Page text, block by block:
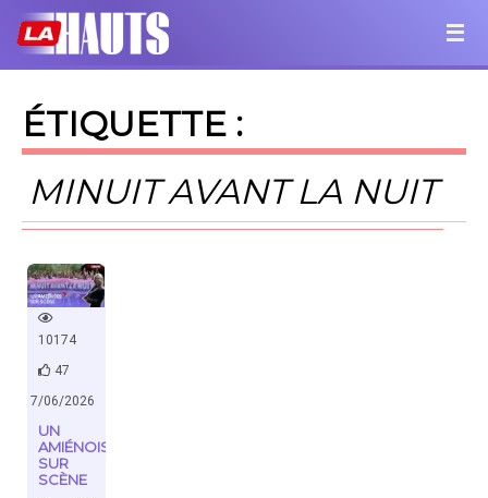
ÉTIQUETTE :
MINUIT AVANT LA NUIT
10174
47
17/06/2026
UN
AMIÉNOIS
SUR
SCÈNE